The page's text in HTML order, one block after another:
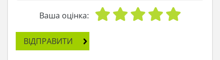
Навіть в моєму вбудованому гаражі місця
буде гардеробна, куди помістяться твої вечірні
та концертні сукні, а в вітальні ми поставимо
Ваша оцінка:
ВІДПРАВИТИ